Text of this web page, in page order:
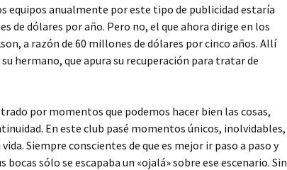
equipos anualmente por este tipo de publicidad estaría
de dólares por año. Pero no, el que ahora dirige en los
a razón de 60 millones de dólares por cinco años. Allí
hermano, que apura su recuperación para tratar de
por momentos que podemos hacer bien las cosas,
En este club pasé momentos únicos, inolvidables,
Siempre conscientes de que es mejor ir paso a paso y
sólo se escapaba un «ojalá» sobre ese escenario. Sin